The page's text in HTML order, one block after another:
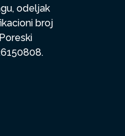
odeljak
broj